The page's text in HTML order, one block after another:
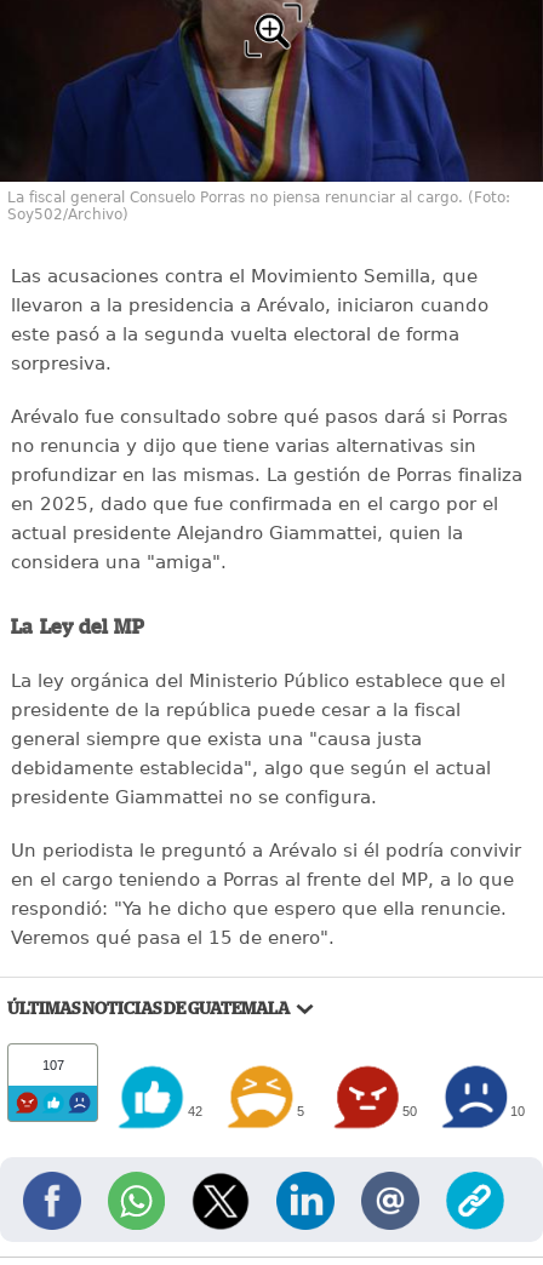
La fiscal general Consuelo Porras no piensa renunciar al cargo. (Foto:
Soy502/Archivo)
Las acusaciones contra el Movimiento Semilla, que
llevaron a la presidencia a Arévalo, iniciaron cuando
este pasó a la segunda vuelta electoral de forma
sorpresiva.
Arévalo fue consultado sobre qué pasos dará si Porras
no renuncia y dijo que tiene varias alternativas sin
profundizar en las mismas. La gestión de Porras finaliza
en 2025, dado que fue confirmada en el cargo por el
actual presidente Alejandro Giammattei, quien la
considera una "amiga".
La Ley del MP
La ley orgánica del Ministerio Público establece que el
presidente de la república puede cesar a la fiscal
general siempre que exista una "causa justa
debidamente establecida", algo que según el actual
presidente Giammattei no se configura.
Un periodista le preguntó a Arévalo si él podría convivir
en el cargo teniendo a Porras al frente del MP, a lo que
respondió: "Ya he dicho que espero que ella renuncie.
Veremos qué pasa el 15 de enero".
ÚLTIMAS NOTICIAS DE GUATEMALA
107
42 5 50 10